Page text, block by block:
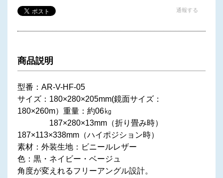
通報する
商品説明
型番：AR-V-HF-05
サイズ：180×280×205mm(鏡面サイズ：
180×260m）重量：約06㎏
187×280×13mm（折り畳み時）
187×113×338mm（ハイポジション時）
素材：外装生地：ビニールレザー
色：黒・ネイビー・ベージュ
角度が変えれるフリーアングル設計。